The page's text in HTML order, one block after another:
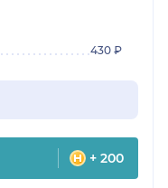
430 ₽
+ 200